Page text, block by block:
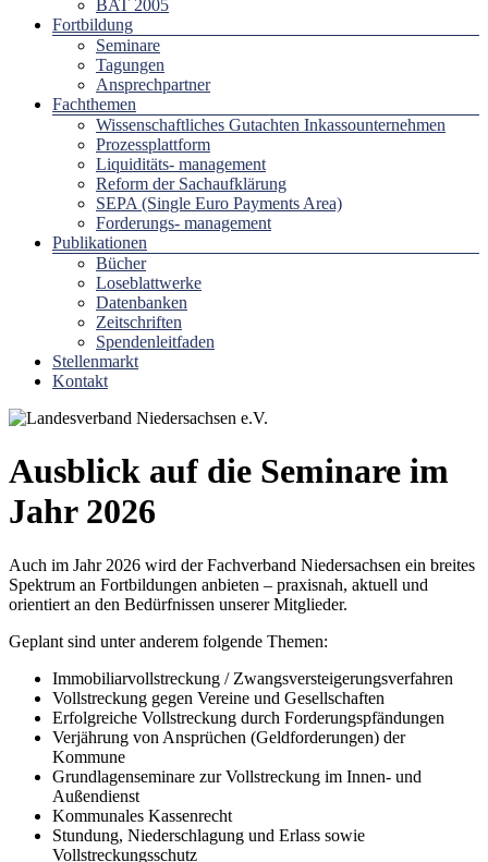
BAT 2005
Fortbildung
Seminare
Tagungen
Ansprechpartner
Fachthemen
Wissenschaftliches Gutachten Inkassounternehmen
Prozessplattform
Liquiditäts- management
Reform der Sachaufklärung
SEPA (Single Euro Payments Area)
Forderungs- management
Publikationen
Bücher
Loseblattwerke
Datenbanken
Zeitschriften
Spendenleitfaden
Stellenmarkt
Kontakt
Ausblick auf die Seminare im
Jahr 2026
Auch im Jahr 2026 wird der Fachverband Niedersachsen ein breites
Spektrum an Fortbildungen anbieten – praxisnah, aktuell und
orientiert an den Bedürfnissen unserer Mitglieder.
Geplant sind unter anderem folgende Themen:
Immobiliarvollstreckung / Zwangsversteigerungsverfahren
Vollstreckung gegen Vereine und Gesellschaften
Erfolgreiche Vollstreckung durch Forderungspfändungen
Verjährung von Ansprüchen (Geldforderungen) der
Kommune
Grundlagenseminare zur Vollstreckung im Innen- und
Außendienst
Kommunales Kassenrecht
Stundung, Niederschlagung und Erlass sowie
Vollstreckungsschutz